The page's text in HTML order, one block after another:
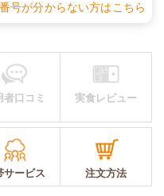
号が分からない方はこちら
者口コミ 実食レビュー
サービス 注文方法